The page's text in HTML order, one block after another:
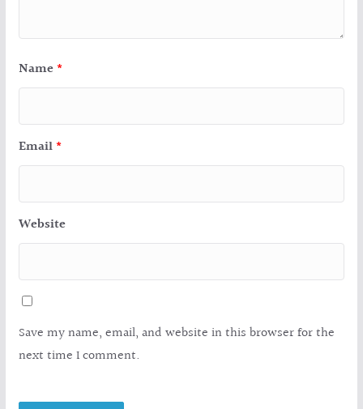
Name *
Email *
Website
Save my name, email, and website in this browser for the
next time I comment.